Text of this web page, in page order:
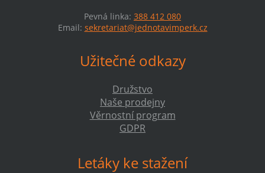
Pevná linka: 388 412 080
Email: sekretariat@jednotavimperk.cz
Užitečné odkazy
Družstvo
Naše prodejny
Věrnostní program
GDPR
Letáky ke stažení